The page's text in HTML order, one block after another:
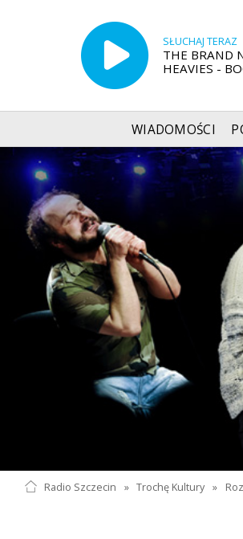
SŁUCHAJ TERAZ
THE BRAND
HEAVIES -
WIADOMOŚCI
Radio Szczecin » Trochę Kultury »